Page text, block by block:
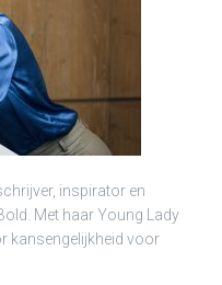
inspirator en
Met haar Young Lady
kansengelijkheid voor